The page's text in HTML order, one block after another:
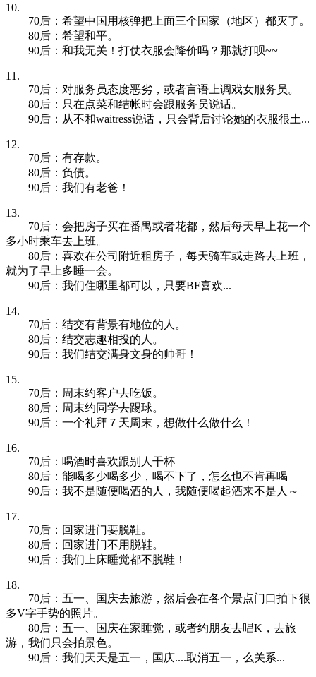
10.
70后：希望中国用核弹把上面三个国家（地区）都灭了。
80后：希望和平。
90后：和我无关！打仗衣服会降价吗？那就打呗~~
11.
70后：对服务员态度恶劣，或者言语上调戏女服务员。
80后：只在点菜和结帐时会跟服务员说话。
90后：从不和waitress说话，只会背后讨论她的衣服很土...
12.
70后：有存款。
80后：负债。
90后：我们有老爸！
13.
70后：会把房子买在番禺或者花都，然后每天早上花一个
多小时乘车去上班。
80后：喜欢在公司附近租房子，每天骑车或走路去上班，
就为了早上多睡一会。
90后：我们住哪里都可以，只要BF喜欢...
14.
70后：结交有背景有地位的人。
80后：结交志趣相投的人。
90后：我们结交满身文身的帅哥！
15.
70后：周末约客户去吃饭。
80后：周末约同学去踢球。
90后：一个礼拜７天周末，想做什么做什么！
16.
70后：喝酒时喜欢跟别人干杯
80后：能喝多少喝多少，喝不下了，怎么也不肯再喝
90后：我不是随便喝酒的人，我随便喝起酒来不是人～
17.
70后：回家进门要脱鞋。
80后：回家进门不用脱鞋。
90后：我们上床睡觉都不脱鞋！
18.
70后：五一、国庆去旅游，然后会在各个景点门口拍下很
多V字手势的照片。
80后：五一、国庆在家睡觉，或者约朋友去唱K，去旅
游，我们只会拍景色。
90后：我们天天是五一，国庆....取消五一，么关系...